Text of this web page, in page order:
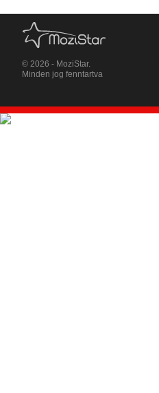
© 2026 - MoziStar.
Minden jog fenntartva